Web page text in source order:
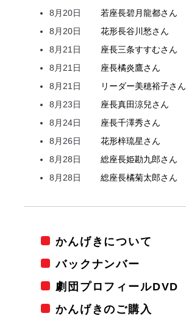
8月20日
若座長碧月龍都さん
8月20日
花形長谷川愁さん
8月21日
座長三条すすむさん
8月21日
座長橘炎鷹さん
8月21日
リーダー美穂裕子さん
8月23日
座長真田涼兒さん
8月24日
座長千澤秀さん
8月26日
花形梓琉星さん
8月28日
総座長姫勘九郎さん
8月28日
総座長橘菊太郎さん
かんげきについて
バックナンバー
劇団プロフィールDVD
かんげきのご購入